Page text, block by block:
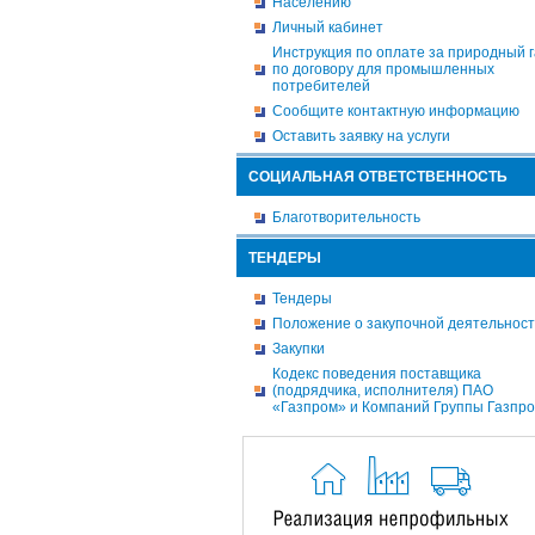
Личный кабинет
Инструкция по оплате за природный
по договору для промышленных
потребителей
Сообщите контактную информацию
Оставить заявку на услуги
СОЦИАЛЬНАЯ ОТВЕТСТВЕННОСТЬ
Благотворительность
ТЕНДЕРЫ
Тендеры
Положение о закупочной
Закупки
Кодекс поведения поставщика
(подрядчика, исполнителя) ПАО
«Газпром» и Компаний Группы